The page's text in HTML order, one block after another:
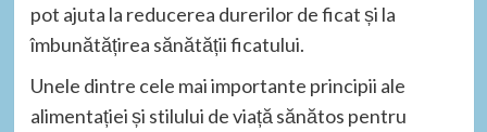
pot ajuta la reducerea durerilor de ficat și la
îmbunătățirea sănătății ficatului.
Unele dintre cele mai importante principii ale
alimentației și stilului de viață sănătos pentru